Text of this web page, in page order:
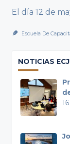
El día 12 de
Escuela De
NOTICIAS ECJ